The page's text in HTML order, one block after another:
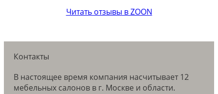
Читать отзывы в ZOON
Контакты
В настоящее время компания насчитывает 12
мебельных салонов в г. Москве и области.